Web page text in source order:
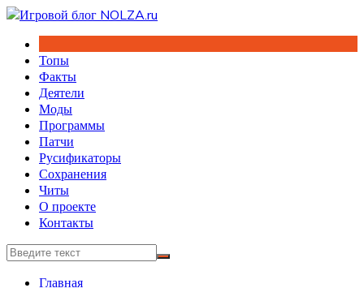
Перейти
содержимому
Топы
Факты
Деятели
Моды
Программы
Патчи
Русификаторы
Сохранения
Читы
О проекте
Контакты
Главная